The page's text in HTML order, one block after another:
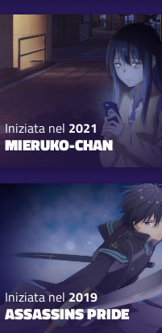
Iniziata nel 2021
MIERUKO-CHAN
Iniziata nel2019
ASSASSINS PRIDE